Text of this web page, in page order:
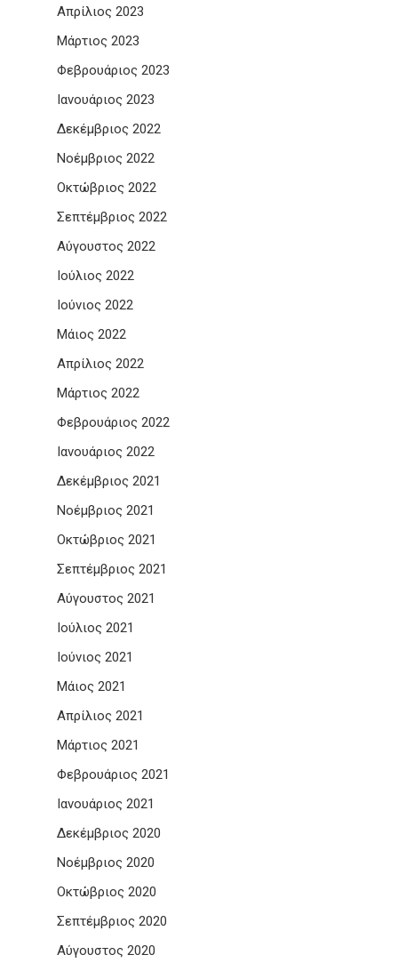
Απρίλιος 2023
Μάρτιος 2023
Φεβρουάριος 2023
Ιανουάριος 2023
Δεκέμβριος 2022
Νοέμβριος 2022
Οκτώβριος 2022
Σεπτέμβριος 2022
Αύγουστος 2022
Ιούλιος 2022
Ιούνιος 2022
Μάιος 2022
Απρίλιος 2022
Μάρτιος 2022
Φεβρουάριος 2022
Ιανουάριος 2022
Δεκέμβριος 2021
Νοέμβριος 2021
Οκτώβριος 2021
Σεπτέμβριος 2021
Αύγουστος 2021
Ιούλιος 2021
Ιούνιος 2021
Μάιος 2021
Απρίλιος 2021
Μάρτιος 2021
Φεβρουάριος 2021
Ιανουάριος 2021
Δεκέμβριος 2020
Νοέμβριος 2020
Οκτώβριος 2020
Σεπτέμβριος 2020
Αύγουστος 2020